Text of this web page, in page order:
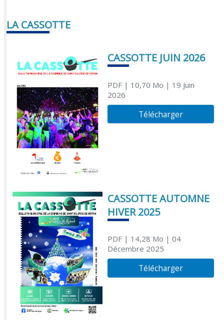
LA CASSOTTE
CASSOTTE JUIN 2026
PDF| 10,70 Mo | 19 Juin
2026
Télécharger
CASSOTTE AUTOMNE
HIVER 2025
PDF| 14,28 Mo | 04
Décembre 2025
Télécharger